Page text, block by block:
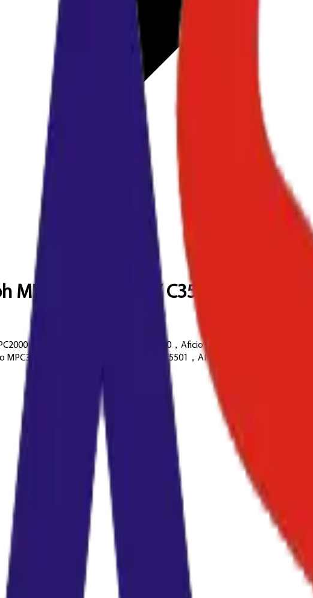
MP C2500/ C3000/ C3500/C4500
，Aficio MPC3000，Aficio MPC2500，Aficio MPC2800，Aficio
，Aficio MPC4501，Aficio MPC5501，Af...